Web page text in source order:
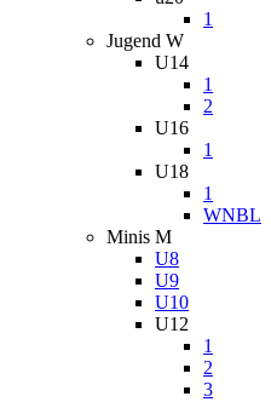
1
Jugend W
U14
1
2
U16
1
U18
1
WNBL
Minis M
U8
U9
U10
U12
1
2
3